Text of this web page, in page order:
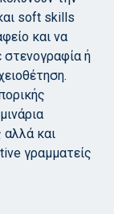
soft skills
και να
στενογραφία ή
αλλά και
γραμματείς